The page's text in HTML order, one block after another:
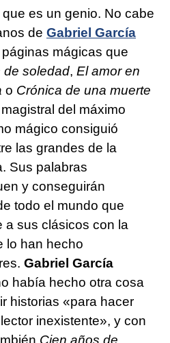
es un genio. No cabe
de Gabriel García
mágicas que
de soledad, El amor en
o Crónica de una muerte
del máximo
mágico consiguió
las grandes de la
Sus palabras
y conseguirán
todo el mundo que
a sus clásicos con la
lo han hecho
Gabriel García
había hecho otra cosa
historias «para hacer
inexistente», y con
Cien años de